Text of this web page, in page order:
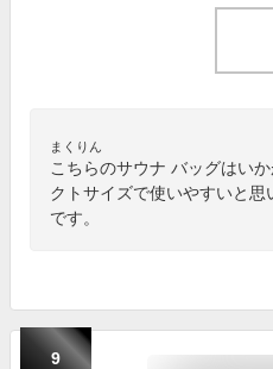
まくりん
こちらのサウナ バッグはい
クトサイズで使いやすいと
です。
9